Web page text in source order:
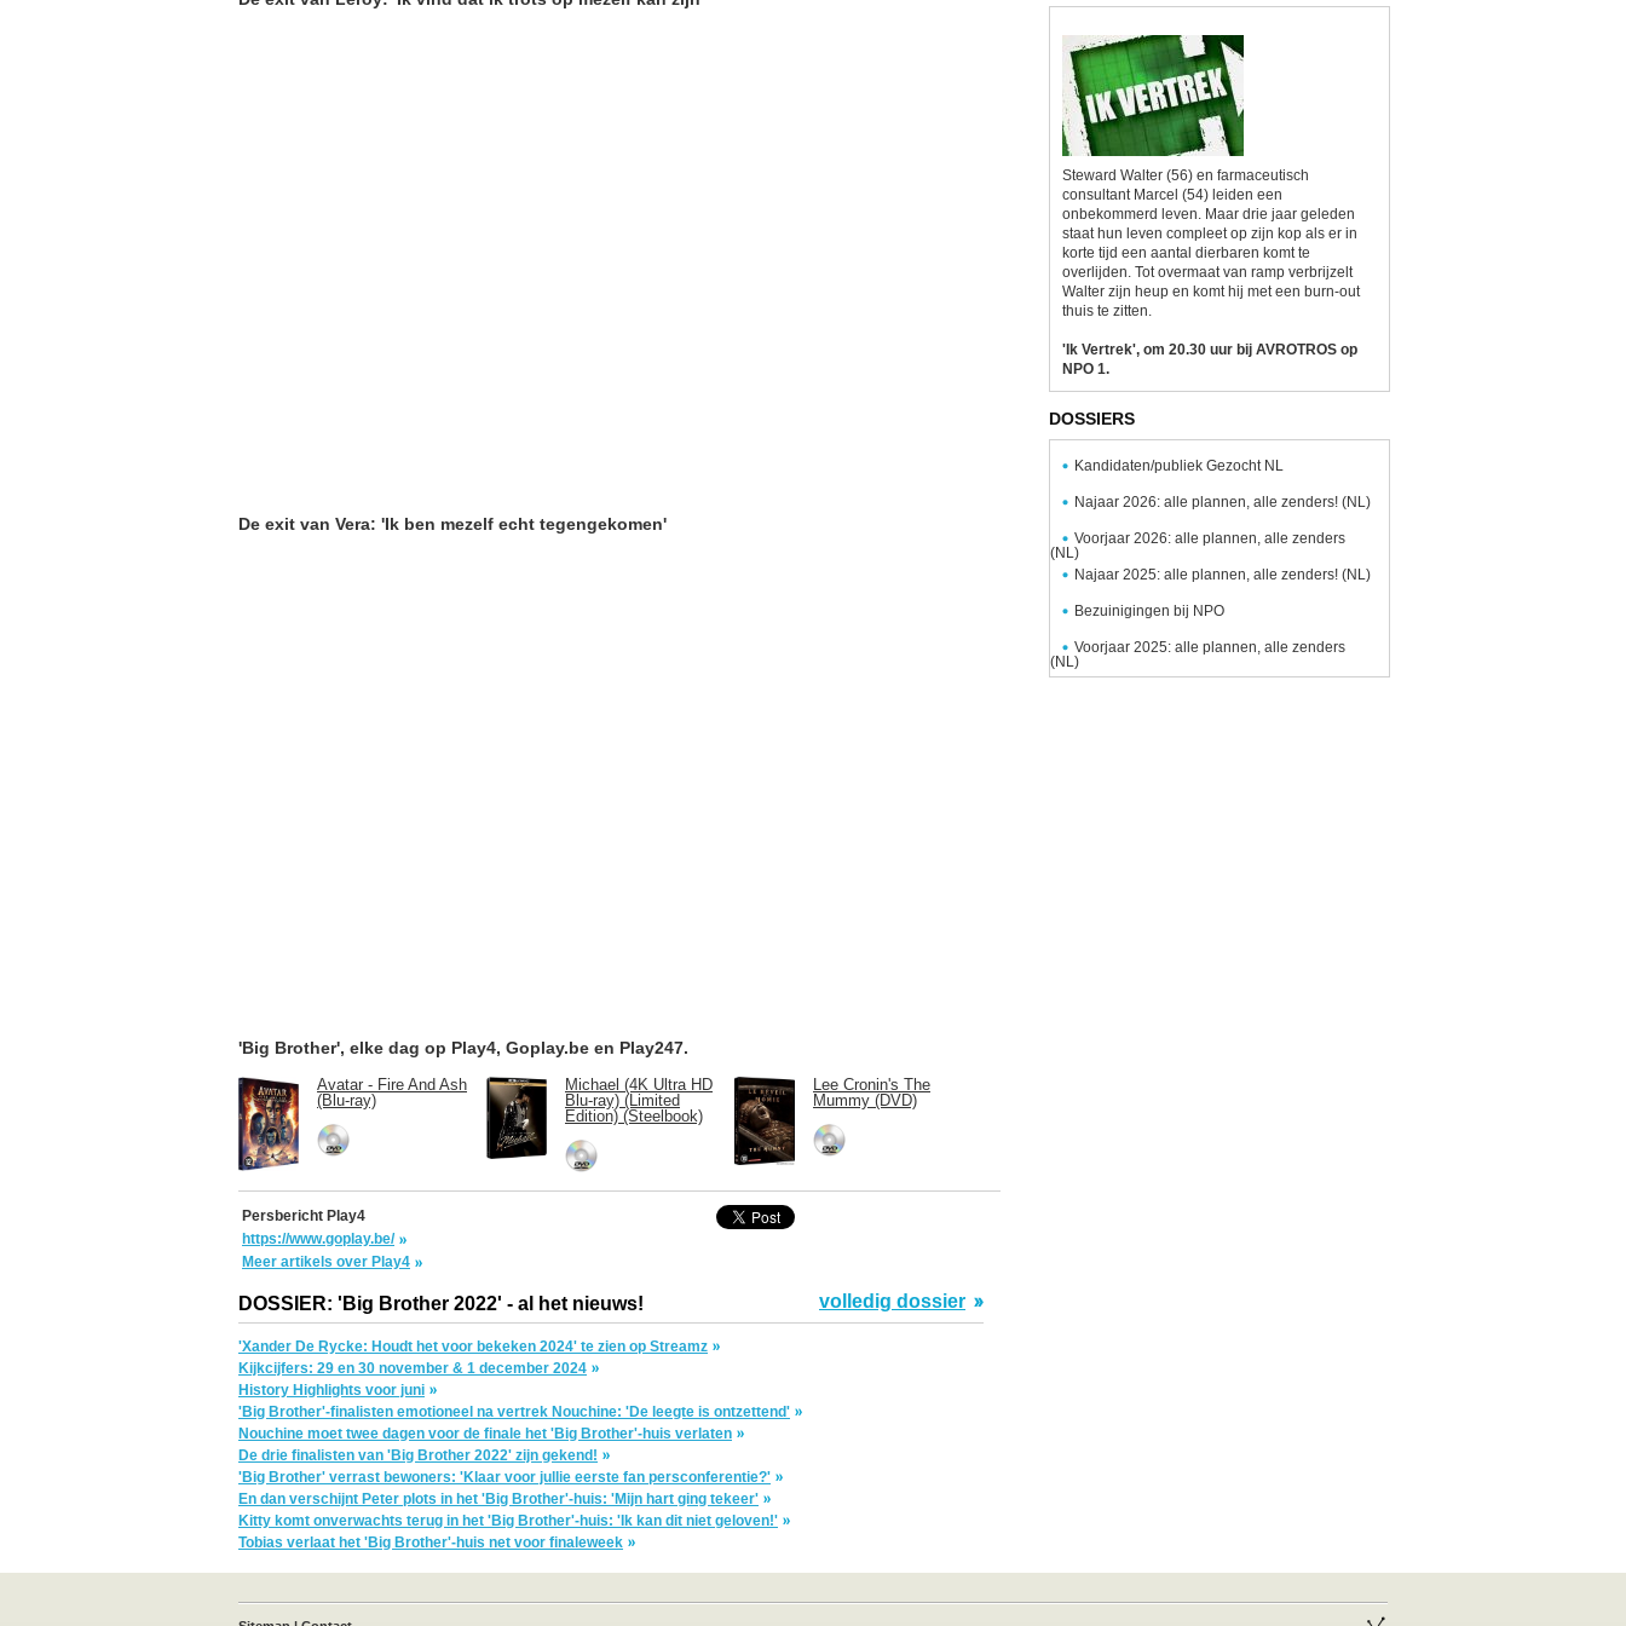
De exit van Vera: 'Ik ben mezelf echt tegengekomen'
'Big Brother', elke dag op Play4, Goplay.be en Play247.
Avatar - Fire And Ash
(Blu-ray)
Michael (4K Ultra HD
Blu-ray) (Limited
Edition) (Steelbook)
Lee Cronin's The
Mummy (DVD)
Persbericht Play4
https://www.goplay.be/
Meer artikels over Play4
DOSSIER: 'Big Brother 2022' - al het nieuws! volledig dossier
'Xander De Rycke: Houdt het voor bekeken 2024' te zien op Streamz
Kijkcijfers: 29 en 30 november & 1 december 2024
History Highlights voor juni
'Big Brother'-finalisten emotioneel na vertrek Nouchine: 'De leegte is ontzettend'
Nouchine moet twee dagen voor de finale het 'Big Brother'-huis verlaten
De drie finalisten van 'Big Brother 2022' zijn gekend!
'Big Brother' verrast bewoners: 'Klaar voor jullie eerste fan persconferentie?'
En dan verschijnt Peter plots in het 'Big Brother'-huis: 'Mijn hart ging tekeer'
Kitty komt onverwachts terug in het 'Big Brother'-huis: 'Ik kan dit niet geloven!'
Tobias verlaat het 'Big Brother'-huis net voor finaleweek
Steward Walter (56) en farmaceutisch
consultant Marcel (54) leiden een
onbekommerd leven. Maar drie jaar geleden
staat hun leven compleet op zijn kop als er in
korte tijd een aantal dierbaren komt te
overlijden. Tot overmaat van ramp verbrijzelt
Walter zijn heup en komt hij met een burn-out
thuis te zitten.
'Ik Vertrek', om 20.30 uur bij AVROTROS op
NPO 1.
DOSSIERS
Kandidaten/publiek Gezocht NL
Najaar 2026: alle plannen, alle zenders! (NL)
Voorjaar 2026: alle plannen, alle zenders
(NL)
Najaar 2025: alle plannen, alle zenders! (NL)
Bezuinigingen bij NPO
Voorjaar 2025: alle plannen, alle zenders
(NL)